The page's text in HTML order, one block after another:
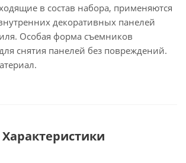
в состав набора, применяются
декоративных панелей
Особая форма съемников
снятия панелей без повреждений.
Характеристики